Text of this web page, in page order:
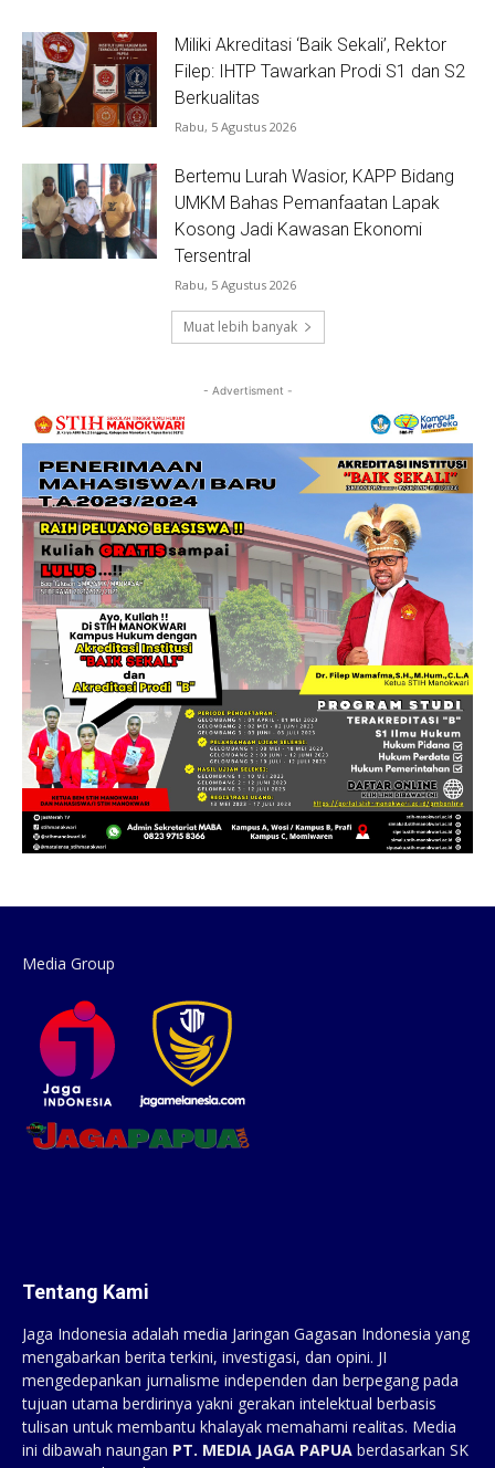
Miliki Akreditasi ‘Baik Sekali’, Rektor
Filep: IHTP Tawarkan Prodi S1 dan S2
Berkualitas
Rabu, 5 Agustus 2026
Bertemu Lurah Wasior, KAPP Bidang
UMKM Bahas Pemanfaatan Lapak
Kosong Jadi Kawasan Ekonomi
Tersentral
Rabu, 5 Agustus 2026
Muat lebih banyak
- Advertisment -
Media Group
Tentang Kami
Jaga Indonesia adalah media Jaringan Gagasan Indonesia yang
mengabarkan berita terkini, investigasi, dan opini. JI
mengedepankan jurnalisme independen dan berpegang pada
tujuan utama berdirinya yakni gerakan intelektual berbasis
tulisan untuk membantu khalayak memahami realitas. Media
ini dibawah naungan PT. MEDIA JAGA PAPUA berdasarkan SK